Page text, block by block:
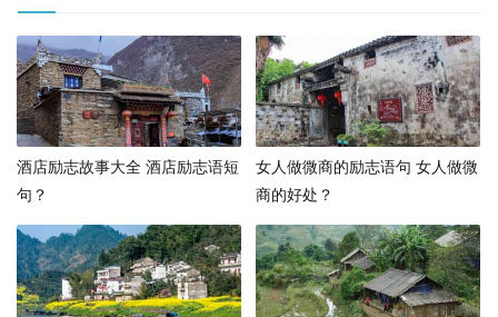
酒店励志故事大全 酒店励志语短
句？
女人做微商的励志语句 女人做微
商的好处？